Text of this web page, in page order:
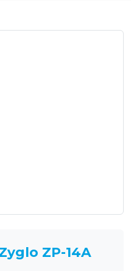
ZP-14A